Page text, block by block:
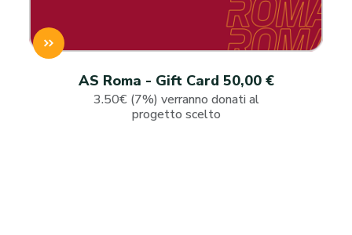
AS Roma - Gift Card 50,00 €
3.50€ (7%) verranno donati al
progetto scelto